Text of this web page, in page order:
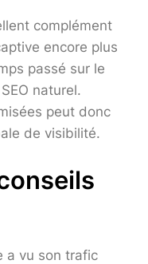
complément
encore plus
passé sur le
naturel.
peut donc
de visibilité.
a vu son trafic